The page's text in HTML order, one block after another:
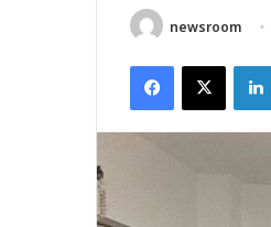
newsroom
Facebook
X